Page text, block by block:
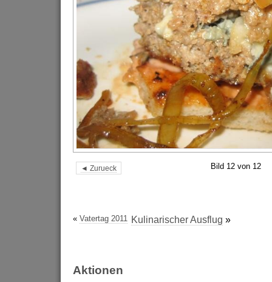
◄ Zurueck Bild 12 von 12
« Vatertag 2011 Kulinarischer Ausflug »
Aktionen